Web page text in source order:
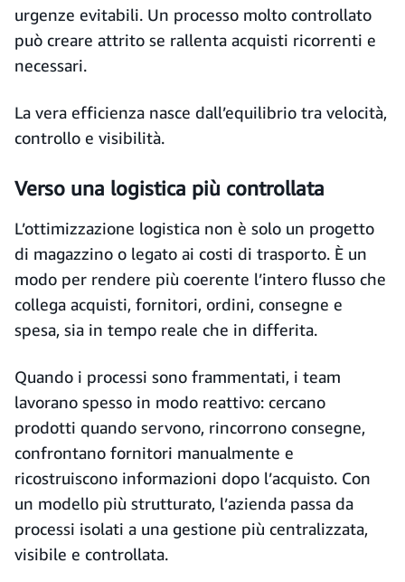
urgenze evitabili. Un processo molto controllato
può creare attrito se rallenta acquisti ricorrenti e
necessari.
La vera efficienza nasce dall’equilibrio tra velocità,
controllo e visibilità.
Verso una logistica più controllata
L’ottimizzazione logistica non è solo un progetto
di magazzino o legato ai costi di trasporto. È un
modo per rendere più coerente l’intero flusso che
collega acquisti, fornitori, ordini, consegne e
spesa, sia in tempo reale che in differita.
Quando i processi sono frammentati, i team
lavorano spesso in modo reattivo: cercano
prodotti quando servono, rincorrono consegne,
confrontano fornitori manualmente e
ricostruiscono informazioni dopo l’acquisto. Con
un modello più strutturato, l’azienda passa da
processi isolati a una gestione più centralizzata,
visibile e controllata.